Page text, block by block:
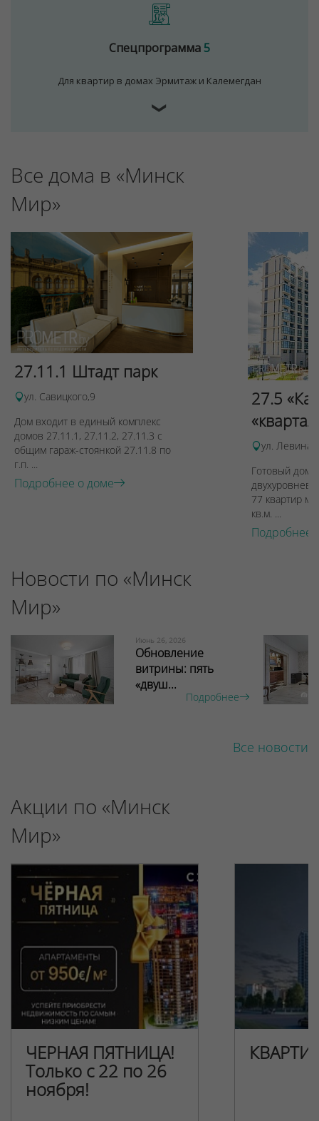
Спецпрограмма5
Для квартир в домах Эрмитаж и Калемегдан
❯
Все дома в «Минск
Мир»
27.11.1 Штадт парк
ул. Савицкого,9
Дом входит в единый комплекс
домов 27.11.1, 27.11.2, 27.11.3 с
общим гараж-стоянкой 27.11.8 по
г.п. ...
Подробнее о доме
27.5
ул. Левина,
Готовый дом
77 квартир
кв.м. ...
Подробнее
Новости по «Минск
Мир»
Июнь 26, 2026
Обновление
витрины: пять
«двуш...
Подробнее
Все новости
Акции по «Минск
Мир»
ЧЕРНАЯ ПЯТНИЦА!
Только с 22 по 26
ноября!
Для обеспечения удобства пользователей сайта
используются cookies
Отклонить